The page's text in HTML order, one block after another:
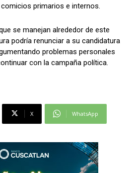
primarios e internos.
se manejan alrededor de este
podría renunciar a su candidatura
problemas personales
con la campaña política.
X WhatsApp